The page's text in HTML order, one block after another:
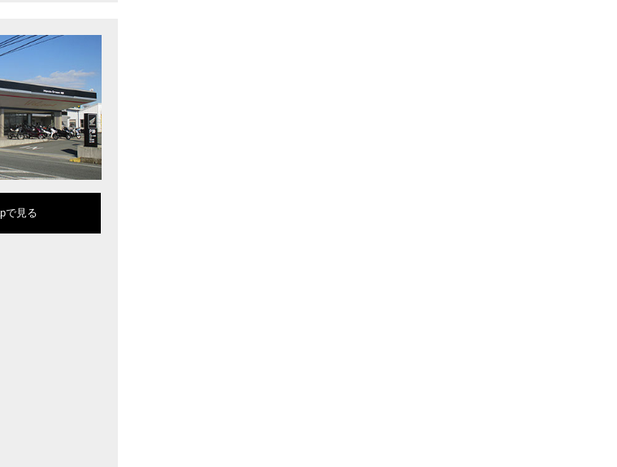
ト等の外観デザインやカラーリングの変更など熟成を図り発売！
デル NC750X をフルモデルチェンジし発売！
SUPER BOL D’OR」ならびに「CB1300 SUPER FOUR SP」「CB1300 SUPER BOL D’OR SP」に先進の電子制御デバイスを採用し発売！
1100」を新発売!!
を強化『CBR650R』を発表!
ミドルクラスモデル『CB650R』を発表！
「PCX」「PCX160」「PCX e:HEV」を発表!
モデルがHondaバイクWebサイトで公開されました！
」をフルモデルチェンジし発表！
で見る